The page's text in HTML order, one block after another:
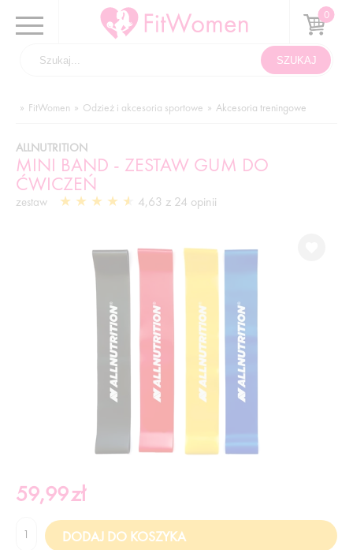
FitWomen Odzież i akcesoria sportowe Akcesoria treningowe
MINI BAND - ZESTAW GUM DO
ĆWICZEŃ
ALLNUTRITION
zestaw 4,63 z 24 opinii
59,99zł